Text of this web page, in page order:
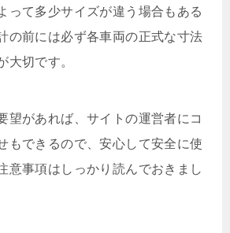
って多少サイズが違う場合もある
の前には必ず各車両の正式な寸法
大切です。
望があれば、サイトの運営者にコ
もできるので、安心して安全に使
意事項はしっかり読んでおきまし